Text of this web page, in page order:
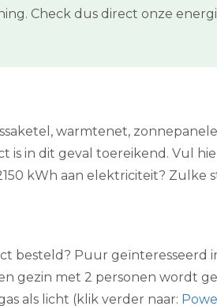
Check dus direct onze
warmtenet,
is in dit geval toereikend. Vul
kWh aan elektriciteit? Zulke
Puur geïnteresseerd
gezin met 2 personen wordt
als licht (klik verder naar: